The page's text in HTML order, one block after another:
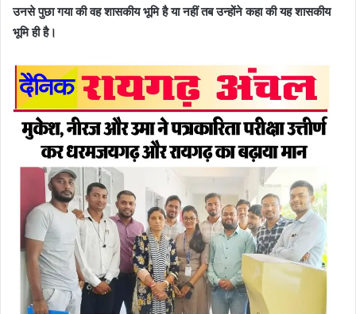
उनसे पुछा गया की वह शासकीय भूमि है या नहीं तब उन्होंने कहा की यह शासकीय
भूमि ही है।